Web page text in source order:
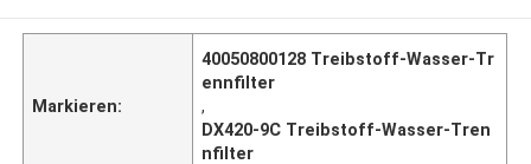
Markieren:
40050800128 Treibstoff-Wasser-Tr
ennfilter
,
DX420-9C Treibstoff-Wasser-Tren
nfilter